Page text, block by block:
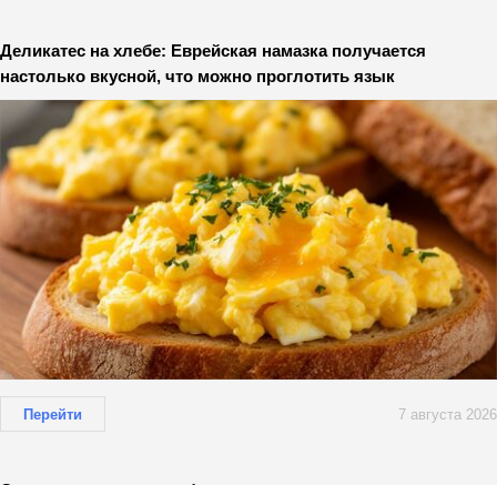
Деликатес на хлебе: Еврейская намазка получается
настолько вкусной, что можно проглотить язык
Перейти 7 августа 2026